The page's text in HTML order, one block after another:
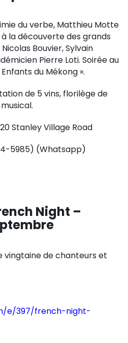
du verbe, Matthieu Motte
la découverte des grands
Bouvier, Sylvain
Pierre Loti. Soirée au
du Mékong ».
de 5 vins, florilège de
Stanley Village Road
5985) (Whatsapp)
Night –
vingtaine de chanteurs et
e/397/french-night-